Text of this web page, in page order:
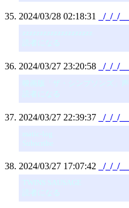
2024/03/28 02:18:31 _/_/_/
読者になる
2024/03/27 23:20:58 _/_/_/
映画版「ザ・シンプソンズ」
読者になる
2024/03/27 22:39:37 _/_/_/
matic-log
Subscribe
2024/03/27 17:07:42 _/_/_/
TWINS SAUSAGE
読者になる